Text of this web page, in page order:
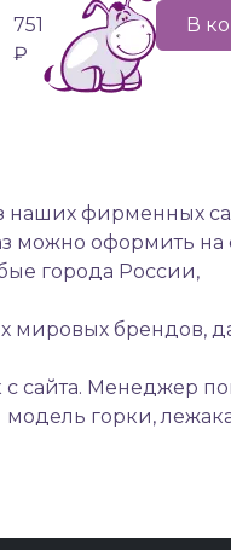
751
₽
В
наших фирменных
можно оформить на
города России,
мировых брендов,
с сайта. Менеджер
горки,